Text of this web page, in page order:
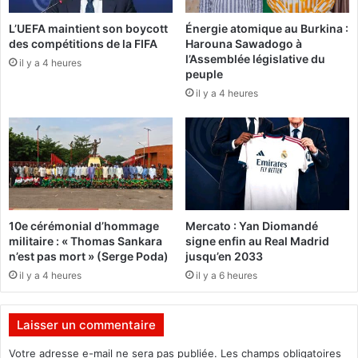
é
s
n
i
i
e
n
n
s
r
e
ç
u
p
r
C
I
v
o
u
s
e
c
r
s
e
d
p
L’UEFA maintient son boycott
des compétitions de la FIFA
il y a 4 heures
Énergie atomique au Burkina :
Harouna Sawadogo à
l’Assemblée législative du
peuple
il y a 4 heures
10e cérémonial d’hommage
militaire : « Thomas Sankara
n’est pas mort » (Serge Poda)
il y a 4 heures
Mercato : Yan Diomandé
signe enfin au Real Madrid
jusqu’en 2033
il y a 6 heures
Laisser un commentaire
Votre adresse e-mail ne sera pas publiée. Les champs obligatoires